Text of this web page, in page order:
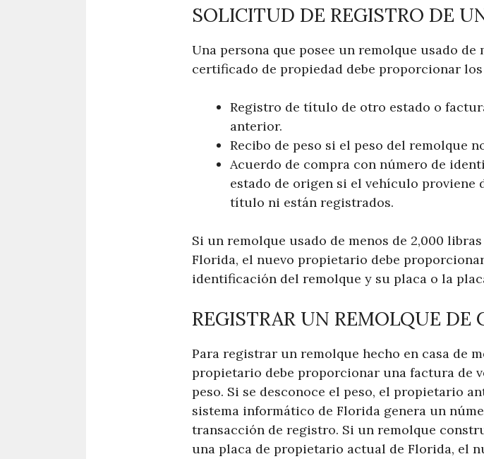
SOLICITUD DE REGISTRO DE
Una persona que posee un remolque usado
certificado de propiedad debe proporcionar
Registro de título de otro estado o
anterior.
Recibo de peso si el peso del remolque
Acuerdo de compra con número de
estado de origen si el vehículo proviene
título ni están registrados.
Si un remolque usado de menos de 2,000
Florida, el nuevo propietario debe
identificación del remolque y su placa o la
REGISTRAR UN REMOLQUE DE
Para registrar un remolque hecho en casa de
propietario debe proporcionar una factura de
peso. Si se desconoce el peso, el propietario
sistema informático de Florida genera un
transacción de registro. Si un remolque
una placa de propietario actual de Florida, el